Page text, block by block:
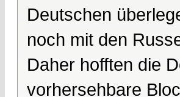
Deutschen
noch mit den
Daher hofften die
vorhersehbare